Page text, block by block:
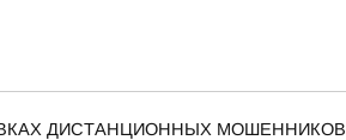
ДИСТАНЦИОННЫХ МОШЕННИКОВ